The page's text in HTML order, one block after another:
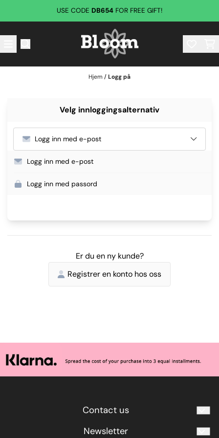
USE CODE DB654 FOR FREE GIFT!
Hjem /Logg på
Velg innloggingsalternativ
Logg inn med e-post
Logg inn med e-post
Logg inn med passord
Er du en ny kunde?
Registrer en konto hos oss
Contact us
012 - 345 67 89
Newsletter